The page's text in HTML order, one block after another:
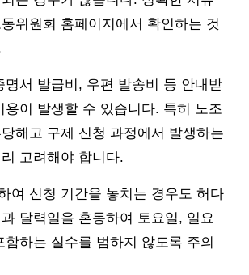
위원회 홈페이지에서 확인하는 것
명서 발급비, 우편 발송비 등 안내받
용이 발생할 수 있습니다. 특히 노조
해고 구제 신청 과정에서 발생하는
고려해야 합니다.
여 신청 기간을 놓치는 경우도 허다
달력일을 혼동하여 토요일, 일요
함하는 실수를 범하지 않도록 주의